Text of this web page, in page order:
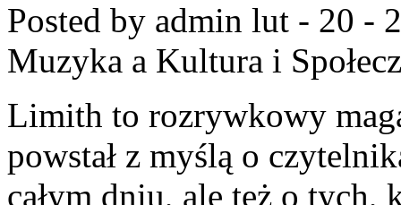
Posted by admin lut - 20 -
Muzyka a Kultura i
Limith to rozrywkowy
powstał z myślą o
całym dniu, ale też o tych,